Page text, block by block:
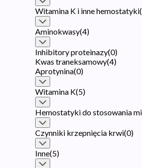
Witamina K i inne hemostatyki(
Aminokwasy(4)
Inhibitory proteinazy(0)
Kwas traneksamowy(4)
Aprotynina(0)
Witamina K(5)
Hemostatyki do stosowania
Czynniki krzepnięcia krwi(0)
Inne(5)